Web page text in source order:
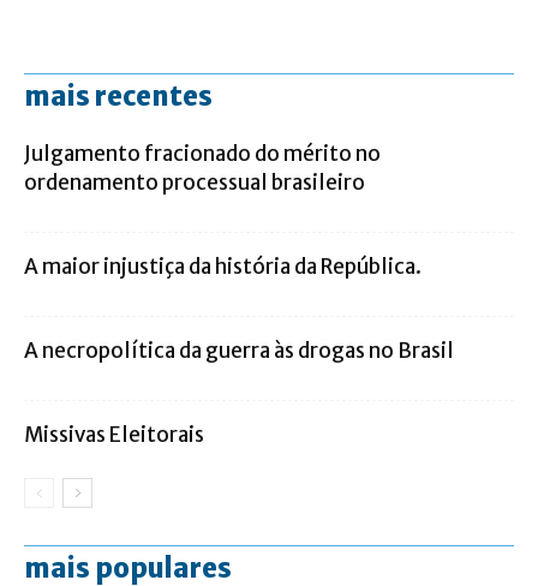
mais recentes
Julgamento fracionado do mérito no
ordenamento processual brasileiro
A maior injustiça da história da República.
A necropolítica da guerra às drogas no Brasil
Missivas Eleitorais
mais populares